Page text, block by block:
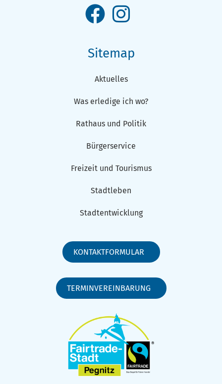
Sitemap
Aktuelles
Was erledige ich wo?
Rathaus und Politik
Bürgerservice
Freizeit und Tourismus
Stadtleben
Stadtentwicklung
KONTAKTFORMULAR
TERMINVEREINBARUNG